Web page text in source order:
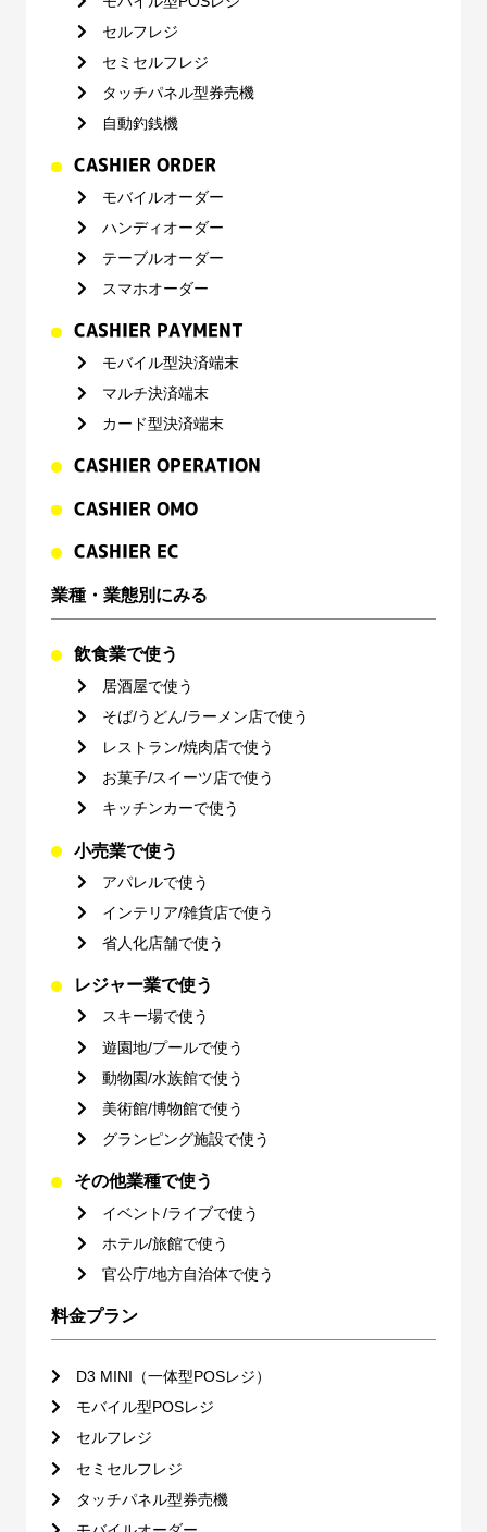
セルフレジ
セミセルフレジ
タッチパネル型券売機
自動釣銭機
CASHIER ORDER
モバイルオーダー
ハンディオーダー
テーブルオーダー
スマホオーダー
CASHIER PAYMENT
モバイル型決済端末
マルチ決済端末
カード型決済端末
CASHIER OPERATION
CASHIER OMO
CASHIER EC
業種・業態別にみる
飲食業で使う
居酒屋で使う
そば/うどん/ラーメン店で使う
レストラン/焼肉店で使う
お菓子/スイーツ店で使う
キッチンカーで使う
小売業で使う
アパレルで使う
インテリア/雑貨店で使う
省人化店舗で使う
レジャー業で使う
スキー場で使う
遊園地/プールで使う
動物園/水族館で使う
美術館/博物館で使う
グランピング施設で使う
その他業種で使う
イベント/ライブで使う
ホテル/旅館で使う
官公庁/地方自治体で使う
料金プラン
D3 MINI（一体型POSレジ）
モバイル型POSレジ
セルフレジ
セミセルフレジ
タッチパネル型券売機